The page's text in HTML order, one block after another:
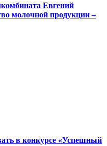
Евгений
молочной продукции –
в конкурсе «Успешный